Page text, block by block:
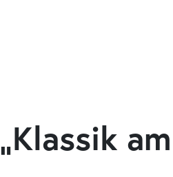
„Klassik